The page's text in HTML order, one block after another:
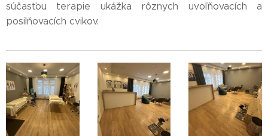
súčasťou terapie ukážka rôznych uvoľňovacích a
posilňovacích cvikov.